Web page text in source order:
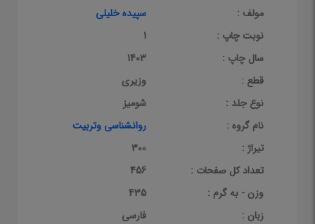
مولف :
سپیده خلیلی
نوبت چاپ :
1
سال چاپ :
1403
قطع :
وزیری
نوع جلد :
شومیز
نام گروه :
روانشناسی وتربیت
تیراژ :
300
تعداد کل صفحات :
456
وزن - به گرم :
435
زبان :
فارسی